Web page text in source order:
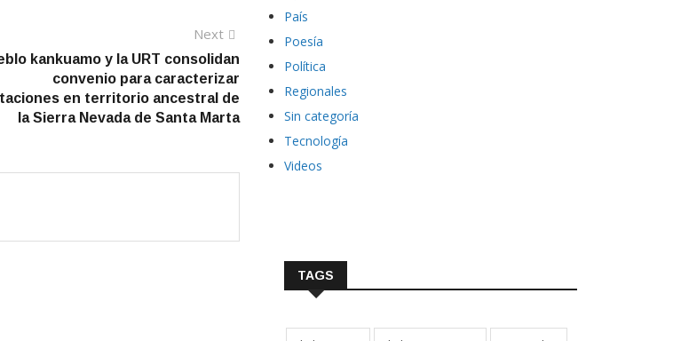
Next
kankuamo y la URT consolidan
convenio para caracterizar
en territorio ancestral de
la Sierra Nevada de Santa Marta
País
Poesía
Política
Regionales
Sin categoría
Tecnología
Videos
TAGS